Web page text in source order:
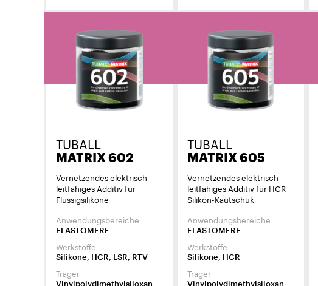
TUBALL
MATRIX 602
Vernetzendes elektrisch
leitfähiges Additiv für
Flüssigsilikone
Anwendungsbereiche
ELASTOMERE
Werkstoffe
Silikone, HCR, LSR, RTV
Träger
Vinylpolydimethylsiloxan
TUBALL
MATRIX 605
Vernetzendes elektrisch
leitfähiges Additiv für HCR
Silikon-Kautschuk
Anwendungsbereiche
ELASTOMERE
Werkstoffe
Silikone, HCR
Träger
Vinylpolydimethylsiloxan